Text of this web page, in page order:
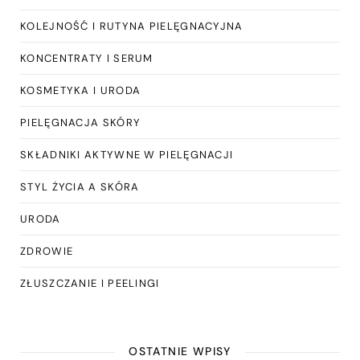
KOLEJNOŚĆ I RUTYNA PIELĘGNACYJNA
KONCENTRATY I SERUM
KOSMETYKA I URODA
PIELĘGNACJA SKÓRY
SKŁADNIKI AKTYWNE W PIELĘGNACJI
STYL ŻYCIA A SKÓRA
URODA
ZDROWIE
ZŁUSZCZANIE I PEELINGI
OSTATNIE WPISY